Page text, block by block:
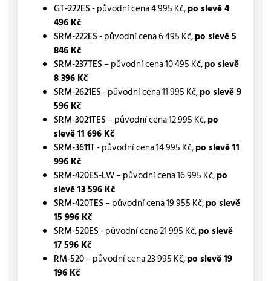
GT-222ES- původní cena 4 995 Kč,po slevě 4
496 Kč
SRM-222ES- původní cena 6 495 Kč,po slevě 5
846 Kč
SRM-237TES– původní cena 10 495 Kč,po slevě
8 396 Kč
SRM-2621ES- původní cena 11 995 Kč,po slevě 9
596 Kč
SRM-3021TES– původní cena 12 995 Kč,po
slevě 11 696 Kč
SRM-3611T- původní cena 14 995 Kč,po slevě 11
996 Kč
SRM-420ES-LW– původní cena 16 995 Kč,po
slevě 13 596 Kč
SRM-420TES– původní cena 19 955 Kč,po slevě
15 996 Kč
SRM-520ES- původní cena 21 995 Kč,po slevě
17 596 Kč
RM-520– původní cena 23 995 Kč,po slevě 19
196 Kč